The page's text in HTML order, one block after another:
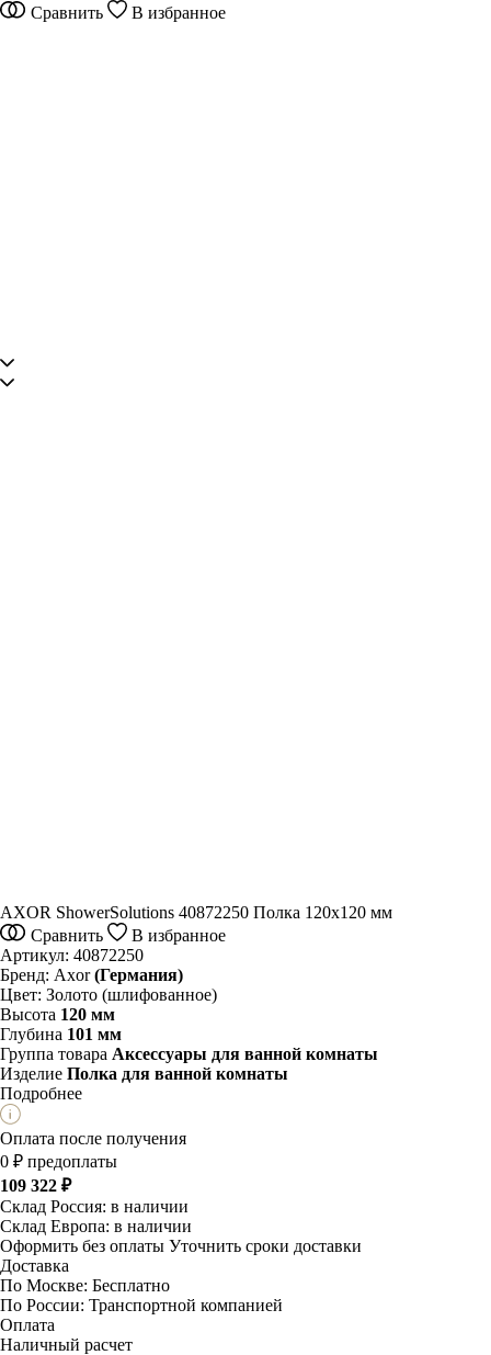
Сравнить
В избранное
AXOR ShowerSolutions 40872250 Полка 120х120 мм
Сравнить
В избранное
Артикул: 40872250
Бренд: Axor (Германия)
Цвет: Золото (шлифованное)
Высота 120 мм
Глубина 101 мм
Группа товара Аксессуары для ванной комнаты
Изделие Полка для ванной комнаты
Подробнее
Оплата после получения
0 ₽ предоплаты
109 322 ₽
Склад Россия: в наличии
Склад Европа: в наличии
Оформить без оплаты Уточнить сроки доставки
Доставка
По Москве: Бесплатно
По России: Транспортной компанией
Оплата
Наличный расчет